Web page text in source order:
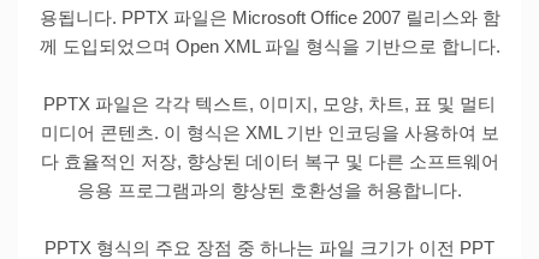
용됩니다. PPTX 파일은 Microsoft Office 2007 릴리스와 함
께 도입되었으며 Open XML 파일 형식을 기반으로 합니다.
PPTX 파일은 각각 텍스트, 이미지, 모양, 차트, 표 및 멀티
미디어 콘텐츠. 이 형식은 XML 기반 인코딩을 사용하여 보
다 효율적인 저장, 향상된 데이터 복구 및 다른 소프트웨어
응용 프로그램과의 향상된 호환성을 허용합니다.
PPTX 형식의 주요 장점 중 하나는 파일 크기가 이전 PPT